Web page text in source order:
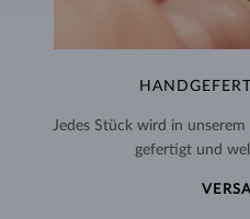
Jedes Stück wird in
gefertigt und